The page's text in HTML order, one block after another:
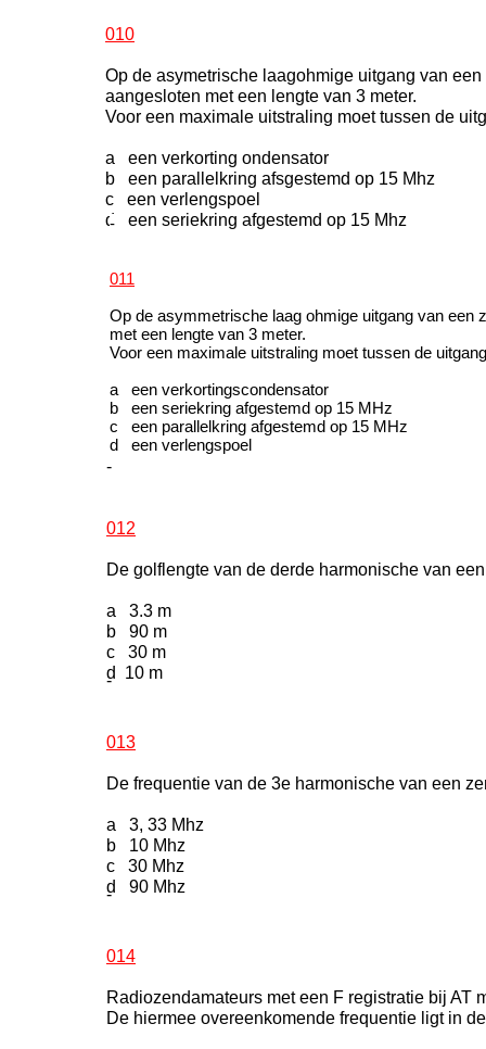
010
Op de asymetrische laagohmige uitgang van
aangesloten met een lengte van 3 meter.
Voor een maximale uitstraling moet tussen de
a een verkorting ondensator
b een parallelkring afsgestemd op 15 Mhz
c een verlengspoel
d een seriekring afgestemd op 15 Mhz
-
011
Op de asymmetrische laag ohmige uitgang van een
met een lengte van 3 meter.
Voor een maximale uitstraling moet tussen de
a een verkortingscondensator
b een seriekring afgestemd op 15 MHz
c een parallelkring afgestemd op 15 MHz
d een verlengspoel
-
012
De golflengte van de derde harmonische van
a 3.3 m
b 90 m
c 30 m
d 10 m
-
013
De frequentie van de 3e harmonische van een
a 3, 33 Mhz
b 10 Mhz
c 30 Mhz
d 90 Mhz
-
014
Radiozendamateurs met een F registratie bij AT
De hiermee overeenkomende frequentie ligt in